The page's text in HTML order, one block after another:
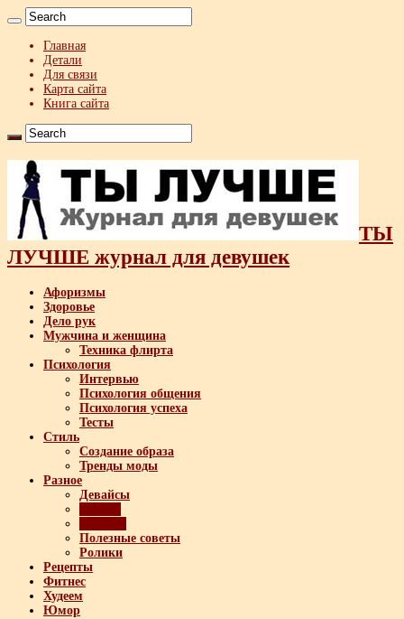
Главная
Детали
Для связи
Карта сайта
Книга сайта
ТЫ
ЛУЧШЕ журнал для девушек
Афоризмы
Здоровье
Дело рук
Мужчина и женщина
Техника флирта
Психология
Интервью
Психология общения
Психология успеха
Тесты
Стиль
Создание образа
Тренды моды
Разное
Девайсы
Полезные советы
Ролики
Рецепты
Фитнес
Худеем
Юмор